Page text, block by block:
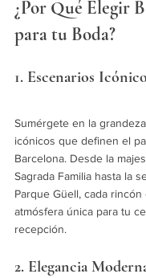
¿Por Qué Elegir
para tu Boda?
1. Escenarios
Sumérgete en la
icónicos que definen el
Barcelona. Desde la
Sagrada Familia hasta la
Parque Güell, cada
atmósfera única para tu
recepción.
2. Elegancia